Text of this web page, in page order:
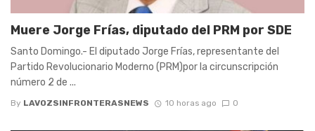
Muere Jorge Frías, diputado del PRM por SDE
Santo Domingo.- El diputado Jorge Frías, representante del
Partido Revolucionario Moderno (PRM)por la circunscripción
número 2 de ...
By LAVOZSINFRONTERASNEWS 10 horas ago 0